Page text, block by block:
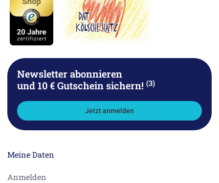
Newsletter abonnieren
und 10 € Gutschein sichern! (3)
Jetzt anmelden
Meine Daten
Anmelden